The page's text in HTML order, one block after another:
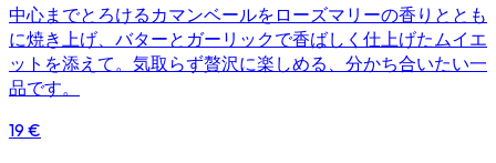
中心までとろけるカマンベールをローズマリーの香りととも
に焼き上げ、バターとガーリックで香ばしく仕上げたムイエ
ットを添えて。気取らず贅沢に楽しめる、分かち合いたい一
品です。
19 €